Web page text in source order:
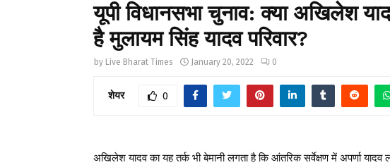
यूपी विधानसभा चुनाव: क्या अखिलेश
है मुलायम सिंह यादव परिवार?
by Live Bharat Times January 20, 2022 0
शेयर 0
अखिलेश यादव का यह तर्क भी बेमानी लगता है कि आंतरिक सर्वेक्षण में अपर्णा